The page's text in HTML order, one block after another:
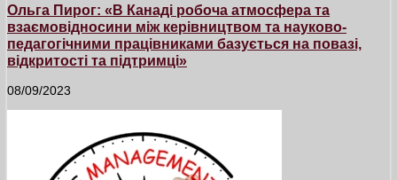
Ольга Пирог: «В Канаді робоча атмосфера та
взаємовідносини між керівництвом та науково-
педагогічними працівниками базується на повазі,
відкритості та підтримці»
08/09/2023